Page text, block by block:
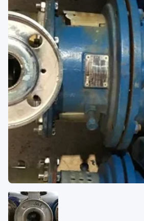
NAVIGATION
Maschinen
&
Pumpen
Verkaufen
Blog
Über
KATEGORIEN
Maschinen